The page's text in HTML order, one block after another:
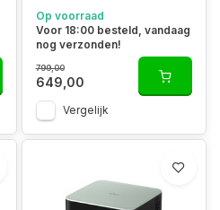
Op voorraad
Voor 18:00 besteld, vandaag
nog verzonden!
799,00
649,00
Vergelijk